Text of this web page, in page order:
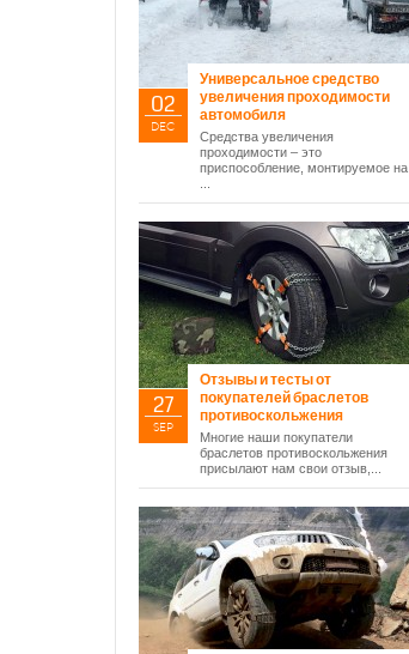
02
DEC
Универсальное средство
увеличения проходимости
автомобиля
Средства увеличения
проходимости – это
приспособление, монтируемое на
27
SEP
Отзывы и тесты от
покупателей браслетов
противоскольжения
Многие наши покупатели
браслетов противоскольжения
присылают нам свои отзыв,...